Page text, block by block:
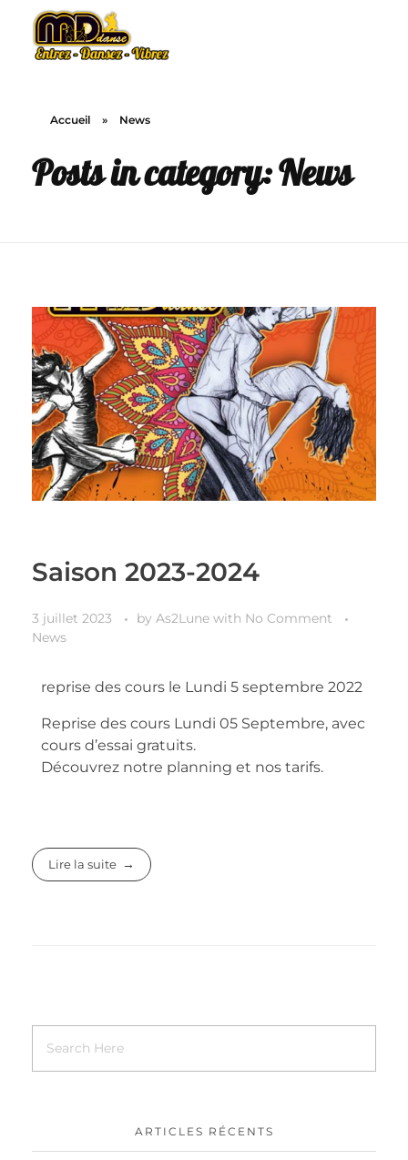
Accueil » News
Posts in category: News
Saison 2023-2024
3 juillet 2023 by As2Lune with No Comment
News
reprise des cours le Lundi 5 septembre 2022
Reprise des cours Lundi 05 Septembre, avec
cours d’essai gratuits.
Découvrez notre planning et nos tarifs.
Lire la suite
ARTICLES RÉCENTS